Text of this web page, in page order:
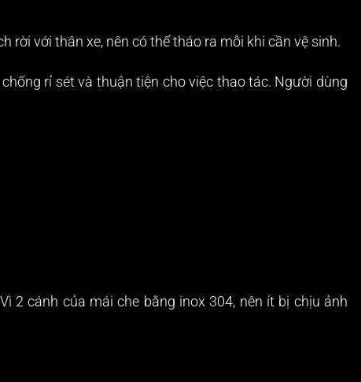
với thân xe, nên có thể tháo ra mỗi khi cần vệ sinh.
rỉ sét và thuận tiện cho việc thao tác. Người dùng
2 cánh của mái che bằng inox 304, nên ít bị chịu ảnh